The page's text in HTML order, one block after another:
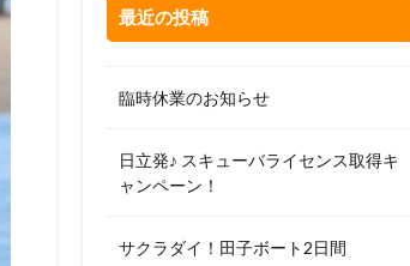
最近の投稿
臨時休業のお知らせ
日立発♪ スキューバライセンス取得キ
ャンペーン！
サクラダイ！田子ボート2日間